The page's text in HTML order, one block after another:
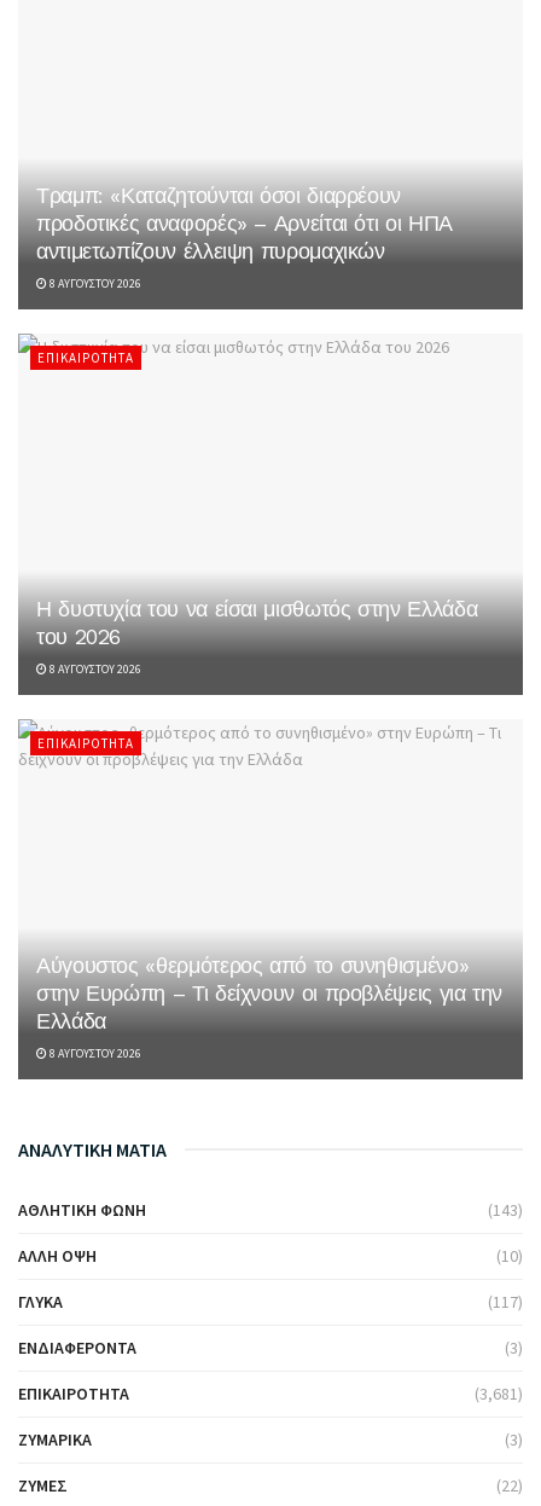
Τραμπ: «Καταζητούνται όσοι διαρρέουν
προδοτικές αναφορές» – Αρνείται ότι οι ΗΠΑ
αντιμετωπίζουν έλλειψη πυρομαχικών
8 ΑΥΓΟΎΣΤΟΥ 2026
ΕΠΙΚΑΙΡΌΤΗΤΑ
Η δυστυχία του να είσαι μισθωτός στην Ελλάδα
του 2026
8 ΑΥΓΟΎΣΤΟΥ 2026
ΕΠΙΚΑΙΡΌΤΗΤΑ
Αύγουστος «θερμότερος από το συνηθισμένο»
στην Ευρώπη – Τι δείχνουν οι προβλέψεις για την
Ελλάδα
8 ΑΥΓΟΎΣΤΟΥ 2026
ΑΝΑΛΥΤΙΚΗ ΜΑΤΙΑ
ΑΘΛΗΤΙΚΉ ΦΩΝΉ (143)
ΆΛΛΗ ΌΨΗ (10)
ΓΛΥΚΆ (117)
ΕΝΔΙΑΦΈΡΟΝΤΑ (3)
ΕΠΙΚΑΙΡΌΤΗΤΑ (3,681)
ΖΥΜΑΡΙΚΆ (3)
ΖΎΜΕΣ (22)